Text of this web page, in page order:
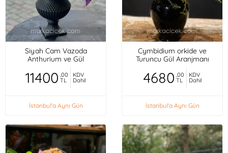
Siyah Cam Vazoda
Anthurium ve Gül
11400 ,00
TL
KDV
Dahil
İstanbul'a Aynı Gün
Cymbidium orkide ve
Turuncu Gül Aranjmanı
4680 ,00
TL
KDV
Dahil
İstanbul'a Aynı Gün